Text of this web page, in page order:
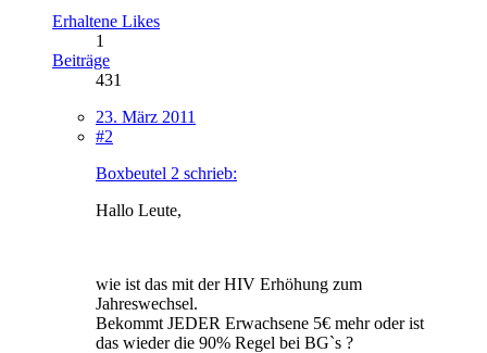
Erhaltene Likes
1
Beiträge
431
23. März 2011
#2
Boxbeutel 2 schrieb:
Hallo Leute,
wie ist das mit der HIV Erhöhung zum
Jahreswechsel.
Bekommt JEDER Erwachsene 5€ mehr oder ist
das wieder die 90% Regel bei BG`s ?